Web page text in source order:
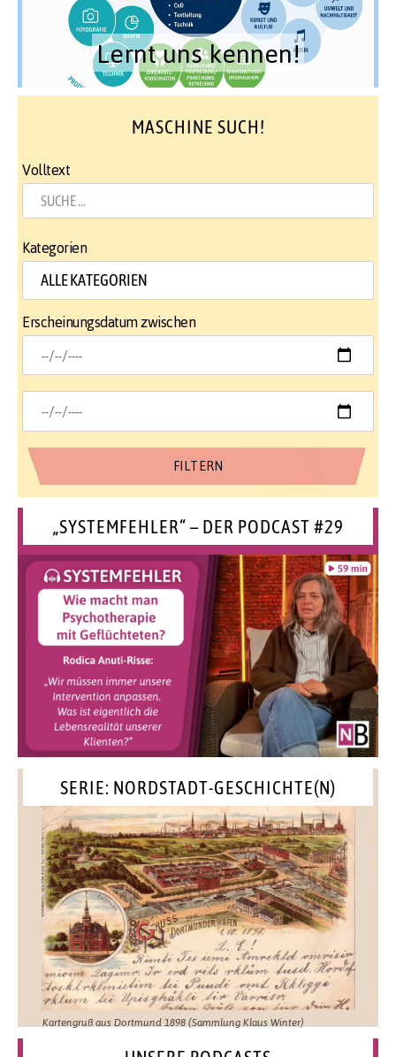
Lernt uns kennen!
MASCHINE SUCH!
Volltext
Kategorien
Erscheinungsdatum zwischen
„SYSTEMFEHLER“ – DER PODCAST #29
SERIE: NORDSTADT-GESCHICHTE(N)
Kartengruß aus Dortmund 1898 (Sammlung Klaus Winter)